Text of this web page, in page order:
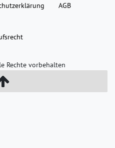
AGB
Rechte vorbehalten